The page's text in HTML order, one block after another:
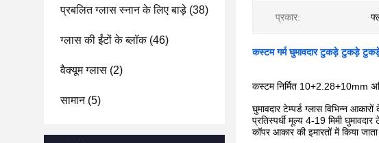
प्रबलित ग्लास स्नान के लिए बाड़े (38)
ग्लास की ईंटों के ब्लॉक(46)
वैक्यूम ग्लास (2)
सामान(5)
प्रकार:
कस्टम गर्म घुमावदार टुकड़े टुकड़े टुकड़े
कस्टम निर्मित 10+2.28+10mm
घुमावदार टेम्पर्ड ग्लास विभिन्न
प्रतिस्पर्धी मूल्य 4-19 मिमी
कॉपर आकार की इमारतों में किया